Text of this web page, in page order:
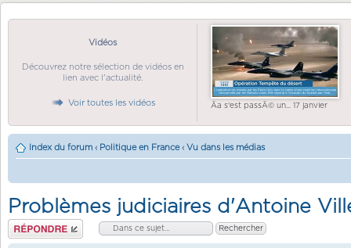
Vidéos
Découvrez notre sélection de vidéos en
lien avec l'actualité.
Voir toutes les vidéos Ãa s'est passÃ© un... 17 janvier
Index du forum ‹ Politique en France ‹ Vu dans les médias
Problèmes judiciaires d'Antoine
Répondre